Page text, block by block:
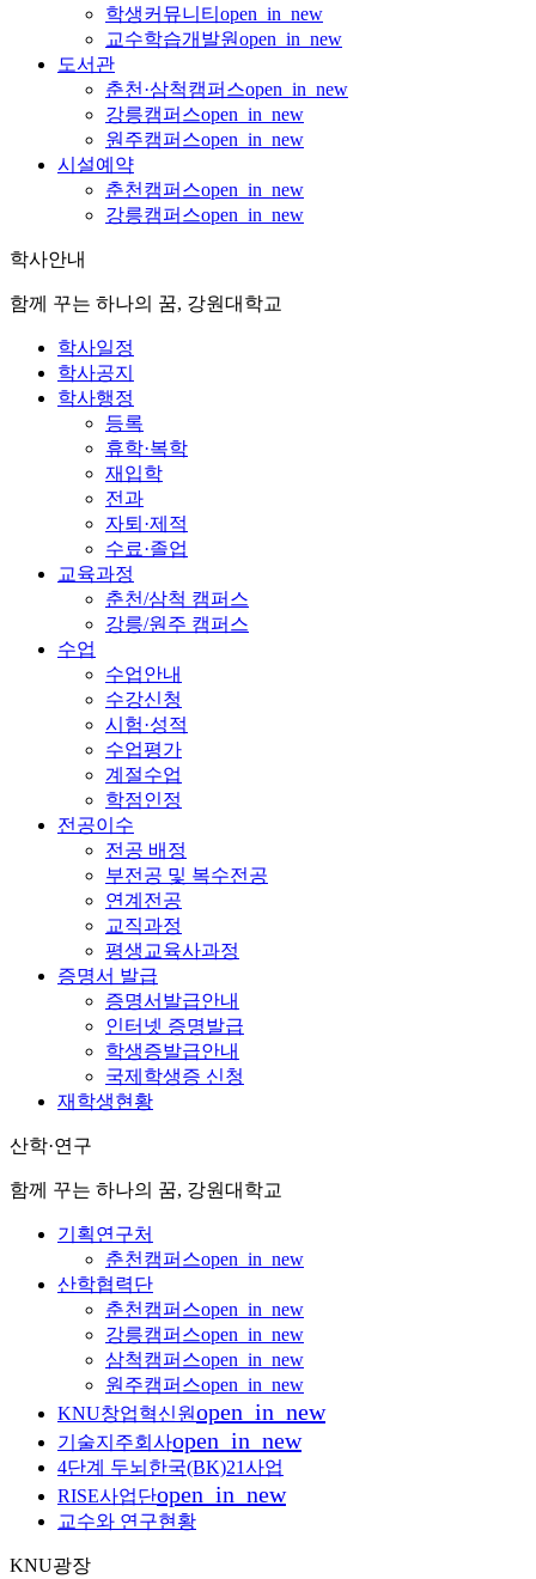
학생커뮤니티 open_in_new
교수학습개발원open_in_new
도서관
춘천·삼척캠퍼스open_in_new
강릉캠퍼스open_in_new
원주캠퍼스open_in_new
시설예약
춘천캠퍼스open_in_new
강릉캠퍼스open_in_new
학사안내
함께 꾸는 하나의 꿈, 강원대학교
학사일정
학사공지
학사행정
등록
휴학·복학
재입학
전과
자퇴·제적
수료·졸업
교육과정
춘천/삼척 캠퍼스
강릉/원주 캠퍼스
수업
수업안내
수강신청
시험·성적
수업평가
계절수업
학점인정
전공이수
전공 배정
부전공 및 복수전공
연계전공
교직과정
평생교육사과정
증명서 발급
증명서발급안내
인터넷 증명발급
학생증발급안내
국제학생증 신청
재학생현황
산학·연구
함께 꾸는 하나의 꿈, 강원대학교
기획연구처
춘천캠퍼스open_in_new
산학협력단
춘천캠퍼스open_in_new
강릉캠퍼스open_in_new
삼척캠퍼스open_in_new
원주캠퍼스open_in_new
KNU창업혁신원open_in_new
기술지주회사open_in_new
4단계 두뇌한국(BK)21사업
RISE사업단open_in_new
교수와 연구현황
KNU광장